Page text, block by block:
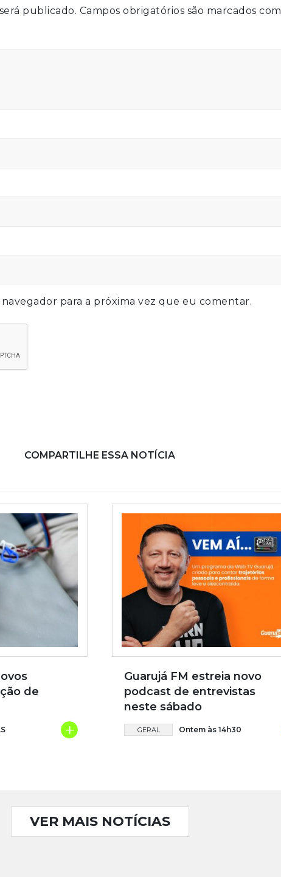
publicado. Campos obrigatórios são marcados com
para a próxima vez que eu comentar.
COMPARTILHE ESSA NOTÍCIA
de
+
Guarujá FM estreia novo
podcast de entrevistas
neste sábado
GERAL Ontem às 14h30
VER MAIS NOTÍCIAS